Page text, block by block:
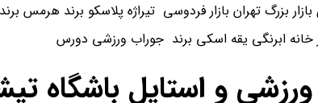
بزرگ تهران بازار فردوسی تیراژه پلاسکو برند هرمس برند
خانه ابرنگی یقه اسکی برند جوراب ورزشی دورس
ورزشی و استایل